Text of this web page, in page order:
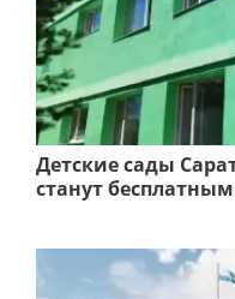
Детские сады
станут